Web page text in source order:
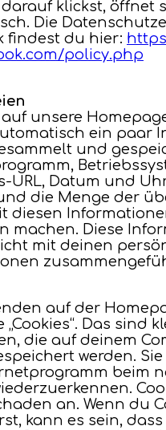
klickst, öffnet
Die
findest du hier:
policy.php
unsere
ein paar
und
URL, Datum und
die Menge der
diesen
machen. Diese
mit deinen
auf der
Das sind
die auf deinem
werden.
beim
an. Wenn du
kann es sein,